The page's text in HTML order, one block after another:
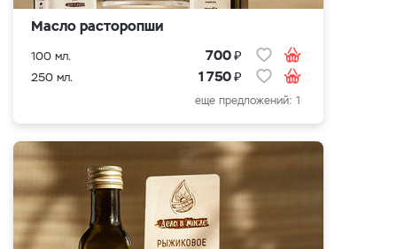
Масло расторопши
100 мл. 700₽
250 мл. 1 750₽
еще предложений: 1